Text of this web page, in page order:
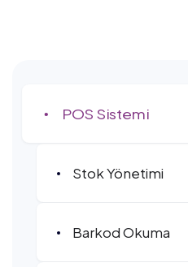
POS Sistemi
Stok Yönetimi
Barkod Okuma